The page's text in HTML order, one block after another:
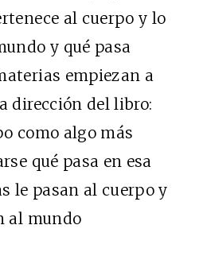
al cuerpo y lo
y qué pasa
empiezan a
dirección del libro:
como algo más
qué pasa en esa
le pasan al cuerpo y
al mundo